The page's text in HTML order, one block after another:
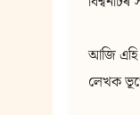
আজি এহি
লেখক